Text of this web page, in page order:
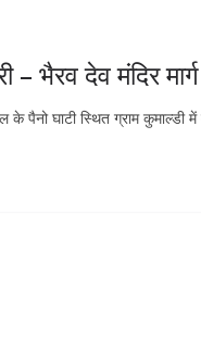
– भैरव देव मंदिर
के पैनो घाटी स्थित ग्राम कुमाल्डी